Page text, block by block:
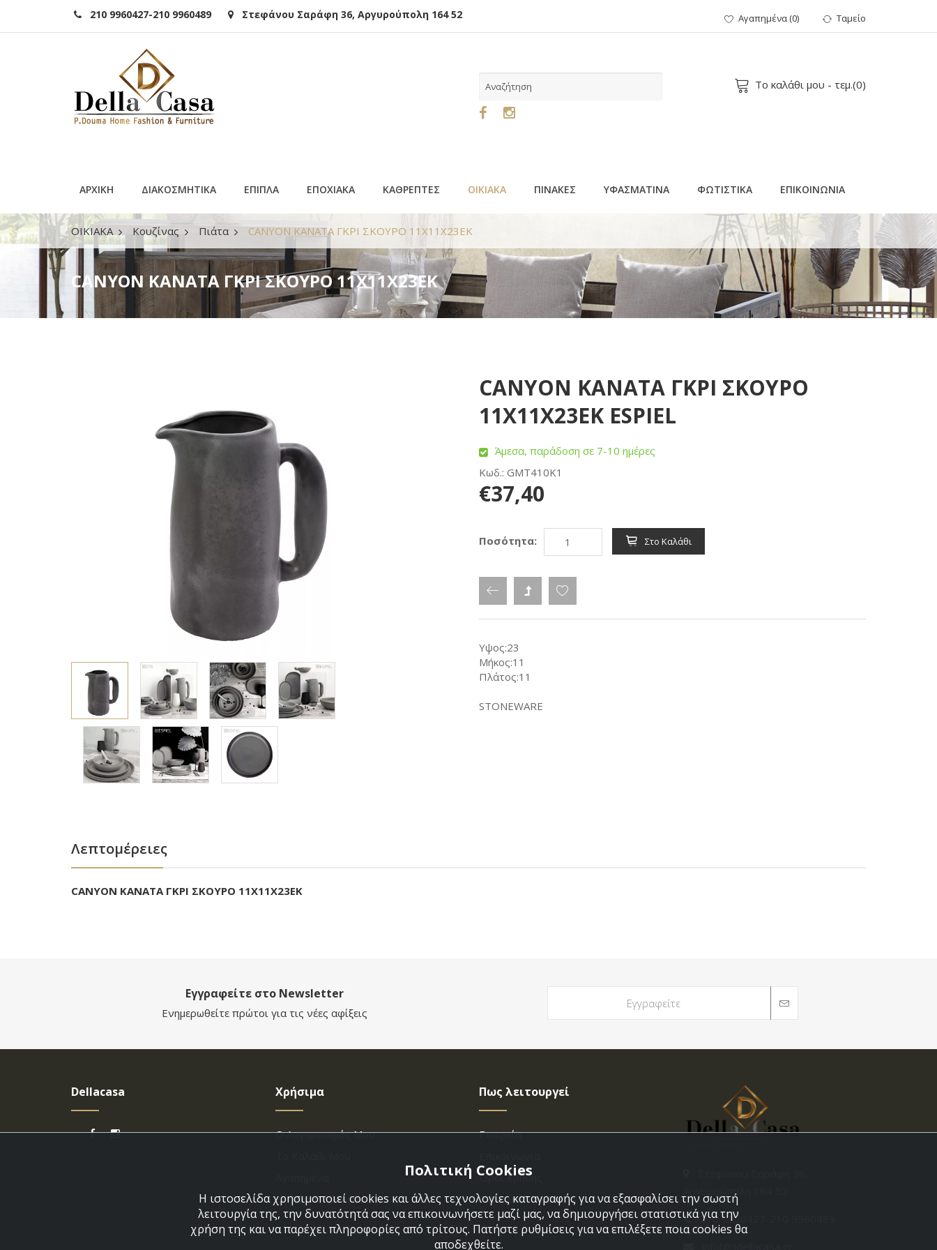
210 9960427-210 9960489 Στεφάνου Σαράφη 36, Αργυρούπολη 164 52 Αγαπημένα(0) Ταμείο
Το καλάθι μου - τεμ.(0)
ΑΡΧΙΚΗ ΔΙΑΚΟΣΜΗΤΙΚΑ ΕΠΙΠΛΑ ΕΠΟΧΙΑΚΑ ΚΑΘΡΕΠΤΕΣ ΟΙΚΙΑΚΑ ΠΙΝΑΚΕΣ ΥΦΑΣΜΑΤΙΝΑ ΦΩΤΙΣΤΙΚΑ ΕΠΙΚΟΙΝΩΝΙΑ
ΟΙΚΙΑΚΑ Κουζίνας Πιάτα CANYON ΚΑΝΑΤΑ ΓΚΡΙ ΣΚΟΥΡΟ 11Χ11Χ23ΕΚ
CANYON ΚΑΝΑΤΑ ΓΚΡΙ ΣΚΟΥΡΟ 11Χ11Χ23ΕΚ
CANYON ΚΑΝΑΤΑ ΓΚΡΙ ΣΚΟΥΡΟ
11Χ11Χ23ΕΚ ESPIEL
Άμεσα, παράδοση σε 7-10 ημέρες
Κωδ.: GMT410K1
€37,40
Ποσότητα: Στο Καλάθι
Υψος:23
Μήκος:11
Πλάτος:11
STONEWARE
Λεπτομέρειες
CANYON ΚΑΝΑΤΑ ΓΚΡΙ ΣΚΟΥΡΟ 11Χ11Χ23ΕΚ
Εγγραφείτε στο Newsletter
Ενημερωθείτε πρώτοι για τις νέες αφίξεις
Dellacasa Χρήσιμα
Ο Λογαριασμός Μου
Εξέλιξη Παραγγελίας
Πως λειτουργεί
Εταιρεία
Όροι Χρήσης
Πολιτική Cookies
Αργυρούπολη 164 52
210 9960427-210 9960489
Πολιτική Cookies
Η ιστοσελίδα χρησιμοποιεί cookies και άλλες τεχνολογίες καταγραφής για να εξασφαλίσει την σωστή
λειτουργία της, την δυνατότητά σας να επικοινωνήσετε μαζί μας, να δημιουργήσει στατιστικά για την
χρήση της και να παρέχει πληροφορίες από τρίτους. Πατήστε ρυθμίσεις για να επιλέξετε ποια cookies θα
αποδεχθείτε.